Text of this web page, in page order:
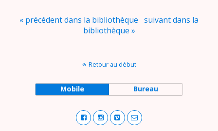
« précédent dans la bibliothèque suivant dans la
bibliothèque »
Retour au début
Mobile Bureau